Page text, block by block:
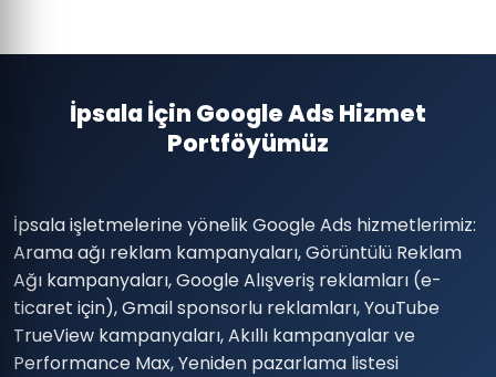
İpsala İçin Google Ads Hizmet
Portföyümüz
İpsala işletmelerine yönelik Google Ads hizmetlerimiz:
Arama ağı reklam kampanyaları, Görüntülü Reklam
Ağı kampanyaları, Google Alışveriş reklamları (e-
ticaret için), Gmail sponsorlu reklamları, YouTube
TrueView kampanyaları, Akıllı kampanyalar ve
Performance Max, Yeniden pazarlama listesi